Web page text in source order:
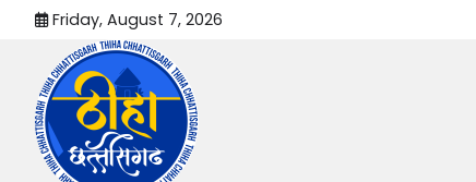
content
Friday, August 7, 2026